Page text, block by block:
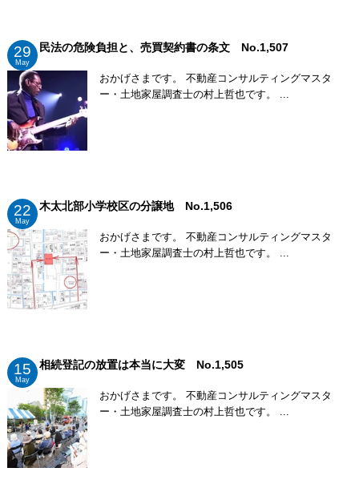
29
May
民法の危険負担と、売買契約書の条文 No.1,507
おかげさまです。 不動産コンサルティングマスタ
ー・土地家屋調査士の村上哲也です。 ...
22
May
木太北部小学校区の分譲地 No.1,506
おかげさまです。 不動産コンサルティングマスタ
ー・土地家屋調査士の村上哲也です。 ...
15
May
相続登記の放置は本当に大変 No.1,505
おかげさまです。 不動産コンサルティングマスタ
ー・土地家屋調査士の村上哲也です。 ...